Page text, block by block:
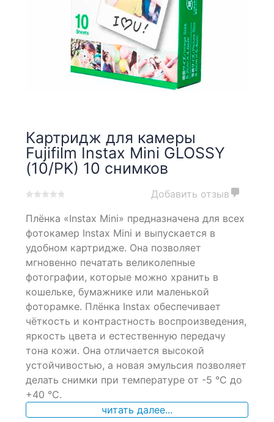
Картридж для камеры
Fujifilm Instax Mini GLOSSY
(10/PK) 10 снимков
out
of
based
on
customer
ratings
Добавить отзыв
Плёнка «Instax Mini» предназначена для всех
фотокамер Instax Mini и выпускается в
удобном картридже. Она позволяет
мгновенно печатать великолепные
фотографии, которые можно хранить в
кошельке, бумажнике или маленькой
фоторамке. Плёнка Instax обеспечивает
чёткость и контрастность воспроизведения,
яркость цвета и естественную передачу
тона кожи. Она отличается высокой
устойчивостью, а новая эмульсия позволяет
делать снимки при температуре от -5 °C до
+40 °C.
читать далее...